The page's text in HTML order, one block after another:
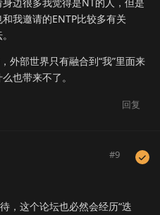
我邀请的ENTP比较多有关
外部世界只有融合到“我”里面来
也带来不了。
回复
#9
，这个论坛也必然会经历“迭